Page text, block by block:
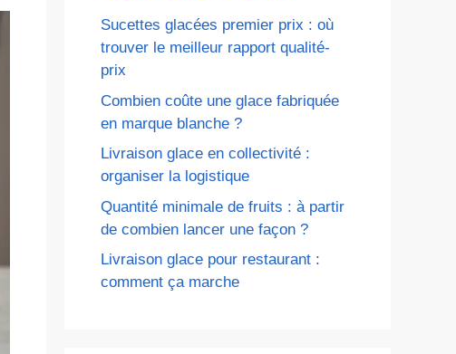
Sucettes glacées premier prix : où
trouver le meilleur rapport qualité-
prix
Combien coûte une glace fabriquée
en marque blanche ?
Livraison glace en collectivité :
organiser la logistique
Quantité minimale de fruits : à partir
de combien lancer une façon ?
Livraison glace pour restaurant :
comment ça marche